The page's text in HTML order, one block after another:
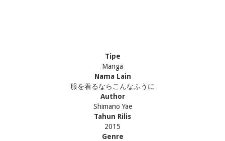
Tipe
Manga
Nama Lain
服を着るならこんなふうに
Author
Shimano Yae
Tahun Rilis
2015
Genre